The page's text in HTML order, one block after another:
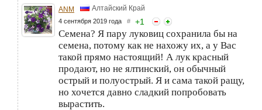
ANM Алтайский Край
4 сентября 2019 года # +1
Семена? Я пару луковиц сохранила бы на
семена, потому как не нахожу их, а у Вас
такой прямо настоящий! А лук красный
продают, но не ялтинский, он обычный
острый и полуострый. Я и сама такой ращу,
но хочется давно сладкий попробовать
вырастить.